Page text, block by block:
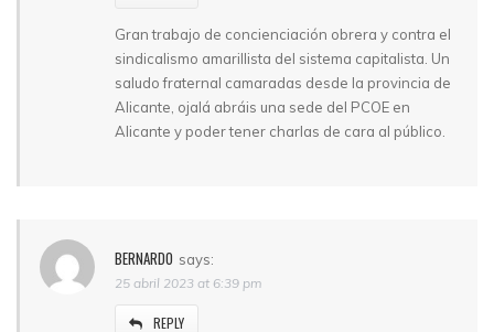
Gran trabajo de concienciación obrera y contra el
sindicalismo amarillista del sistema capitalista. Un
saludo fraternal camaradas desde la provincia de
Alicante, ojalá abráis una sede del PCOE en
Alicante y poder tener charlas de cara al público.
BERNARDO says:
25 abril 2023 at 6:39 pm
REPLY